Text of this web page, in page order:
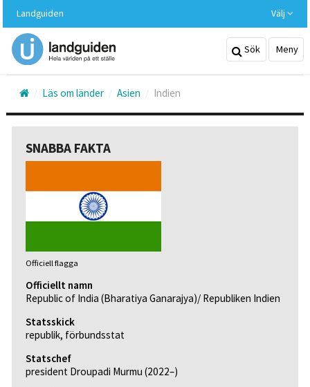
huvudinnehållet
Landguiden Välj
Sök Meny
Läs om länder Asien Indien
SNABBA FAKTA
Officiell flagga
Officiellt namn
Republic of India (Bharatiya Ganarajya)/ Republiken Indien
Statsskick
republik, förbundsstat
Statschef
president Droupadi Murmu (2022–)